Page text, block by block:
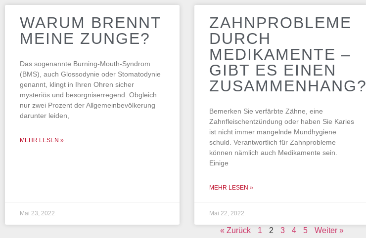
WARUM BRENNT
MEINE ZUNGE?
Das sogenannte Burning-Mouth-Syndrom
(BMS), auch Glossodynie oder Stomatodynie
genannt, klingt in Ihren Ohren sicher
mysteriös und besorgniserregend. Obgleich
nur zwei Prozent der Allgemeinbevölkerung
darunter leiden,
MEHR LESEN »
Mai 23, 2022
ZAHNPROBLEME
DURCH
MEDIKAMENTE –
GIBT ES EINEN
ZUSAMMENHANG?
Bemerken Sie verfärbte Zähne, eine
Zahnfleischentzündung oder haben Sie Karies
ist nicht immer mangelnde Mundhygiene
schuld. Verantwortlich für Zahnprobleme
können nämlich auch Medikamente sein.
Einige
MEHR LESEN »
Mai 22, 2022
« Zurück 1 2 3 4 5 Weiter »